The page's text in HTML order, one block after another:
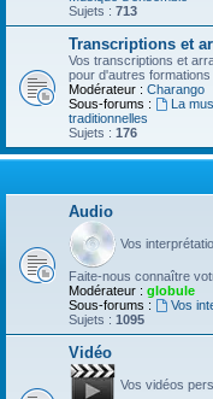
Sujets : 713
Transcriptions et
Vos transcriptions et
pour d'autres formations
Modérateur : Charango
Sous-forums :
La
traditionnelles
Sujets : 176
Audio
Vos
Faite-nous connaître
Modérateur : globule
Sous-forums :
Vos
Sujets : 1095
Vidéo
Vos vidéos